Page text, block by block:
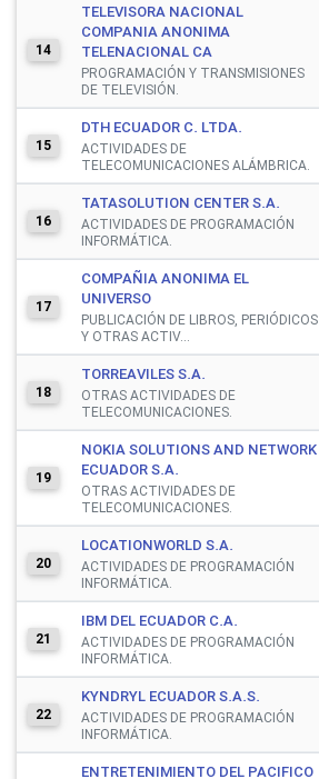
14
TELEVISORA NACIONAL
COMPANIA ANONIMA
TELENACIONAL CA
PROGRAMACIÓN Y TRANSMISIONES
DE TELEVISIÓN.
15
DTH ECUADOR C. LTDA.
ACTIVIDADES DE
TELECOMUNICACIONES ALÁMBRICA.
16
TATASOLUTION CENTER S.A.
ACTIVIDADES DE PROGRAMACIÓN
INFORMÁTICA.
17
COMPAÑIA ANONIMA EL
UNIVERSO
PUBLICACIÓN DE LIBROS, PERIÓDICOS
Y OTRAS ACTIV...
18
TORREAVILES S.A.
OTRAS ACTIVIDADES DE
TELECOMUNICACIONES.
19
NOKIA SOLUTIONS AND NETWORK
ECUADOR S.A.
OTRAS ACTIVIDADES DE
TELECOMUNICACIONES.
20
LOCATIONWORLD S.A.
ACTIVIDADES DE PROGRAMACIÓN
INFORMÁTICA.
21
IBM DEL ECUADOR C.A.
ACTIVIDADES DE PROGRAMACIÓN
INFORMÁTICA.
22
KYNDRYL ECUADOR S.A.S.
ACTIVIDADES DE PROGRAMACIÓN
INFORMÁTICA.
ENTRETENIMIENTO DEL PACIFICO